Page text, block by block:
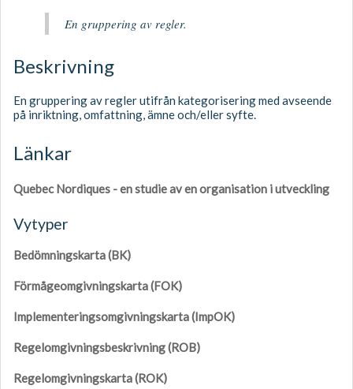
En gruppering av regler.
Beskrivning
En gruppering av regler utifrån kategorisering med avseende
på inriktning, omfattning, ämne och/eller syfte.
Länkar
Quebec Nordiques - en studie av en organisation i utveckling
Vytyper
Bedömningskarta (BK)
Förmågeomgivningskarta (FOK)
Implementeringsomgivningskarta (ImpOK)
Regelomgivningsbeskrivning (ROB)
Regelomgivningskarta (ROK)